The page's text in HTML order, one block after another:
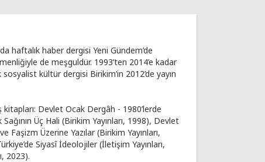
haftalık haber dergisi Yeni Gündem’de
de meşguldür. 1993’ten 2014’e kadar
kültür dergisi Birikim’in 2012’de yayın
kitapları: Devlet Ocak Dergâh - 1980’lerde
Üç Hali (Birikim Yayınları, 1998), Devlet
Faşizm Üzerine Yazılar (Birikim Yayınları,
Siyasî İdeolojiler (İletişim Yayınları,
2023).